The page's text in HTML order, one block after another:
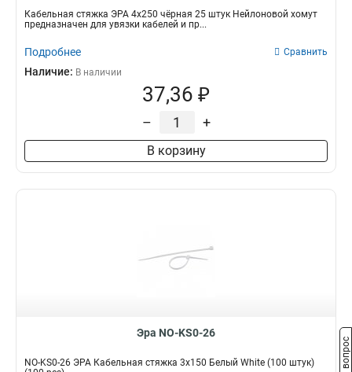
Кабельная стяжка ЭРА 4x250 чёрная 25 штук Нейлоновой хомут
предназначен для увязки кабелей и пр...
Подробнее Сравнить
Наличие: В наличии
37,36 ₽
– +
В корзину
Эра NO-KS0-26
NO-KS0-26 ЭРА Кабельная стяжка 3х150 Белый White (100 штук)